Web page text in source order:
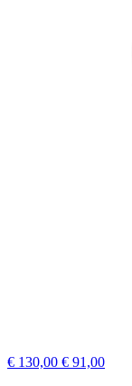
€ 130,00 € 91,00